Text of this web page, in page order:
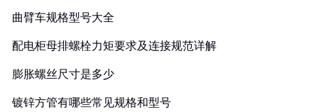
曲臂车规格型号大全
配电柜母排螺栓力矩要求及连接规范详解
膨胀螺丝尺寸是多少
镀锌方管有哪些常见规格和型号